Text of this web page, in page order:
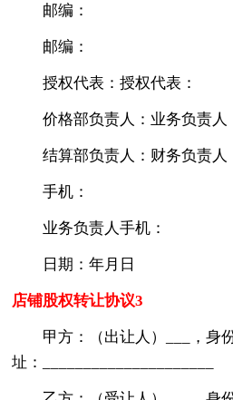
邮编：
邮编：
授权代表：授权代表：
价格部负责人：业务负责人
结算部负责人：财务负责人
手机：
业务负责人手机：
日期：年月日
店铺股权转让协议3
甲方：（出让人）___，身份
址：_____________________